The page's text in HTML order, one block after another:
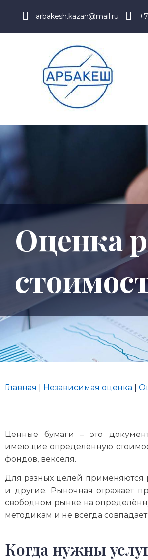
arbakesh.kazan@mail.ru
Оценка
Главная Независимая оценка
Ценные бумаги – это
имеющие определённую
фондов, векселя.
Для разных целей применяются
и другие. Рыночная отражает
свободном рынке на
методикам и не всегда
Когда нужны